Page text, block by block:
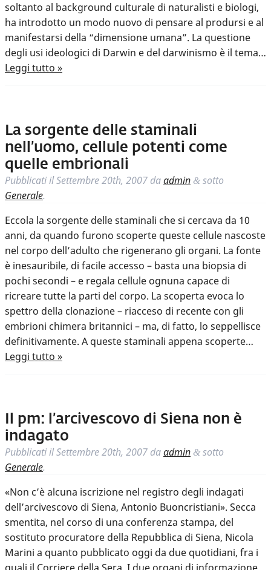
soltanto al background culturale di naturalisti e biologi,
ha introdotto un modo nuovo di pensare al prodursi e al
manifestarsi della “dimensione umana”. La questione
degli usi ideologici di Darwin e del darwinismo è il tema…
Leggi tutto »
La sorgente delle staminali
nell’uomo, cellule potenti come
quelle embrionali
Pubblicati ilSettembre 20th, 2007 daadmin & sotto
Generale.
Eccola la sorgente delle staminali che si cercava da 10
anni, da quando furono scoperte queste cellule nascoste
nel corpo dell’adulto che rigenerano gli organi. La fonte
è inesauribile, di facile accesso – basta una biopsia di
pochi secondi – e regala cellule ognuna capace di
ricreare tutte la parti del corpo. La scoperta evoca lo
spettro della clonazione – riacceso di recente con gli
embrioni chimera britannici – ma, di fatto, lo seppellisce
definitivamente. A queste staminali appena scoperte…
Leggi tutto »
Il pm: l’arcivescovo di Siena non è
indagato
Pubblicati ilSettembre 20th, 2007 daadmin & sotto
Generale.
«Non c’è alcuna iscrizione nel registro degli indagati
dell’arcivescovo di Siena, Antonio Buoncristiani». Secca
smentita, nel corso di una conferenza stampa, del
sostituto procuratore della Repubblica di Siena, Nicola
Marini a quanto pubblicato oggi da due quotidiani, fra i